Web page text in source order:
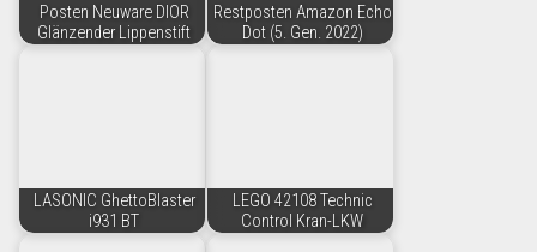
Posten Neuware DIOR
Glänzender Lippenstift
Restposten Amazon Echo
Dot (5. Gen. 2022)
LASONIC GhettoBlaster
i931 BT
LEGO 42108 Technic
Control Kran-LKW